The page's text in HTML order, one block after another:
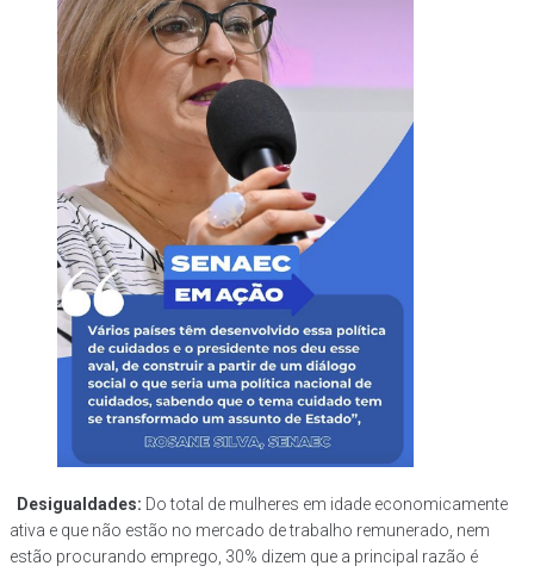
Desigualdades: Do total de mulheres em idade economicamente
ativa e que não estão no mercado de trabalho remunerado, nem
estão procurando emprego, 30% dizem que a principal razão é